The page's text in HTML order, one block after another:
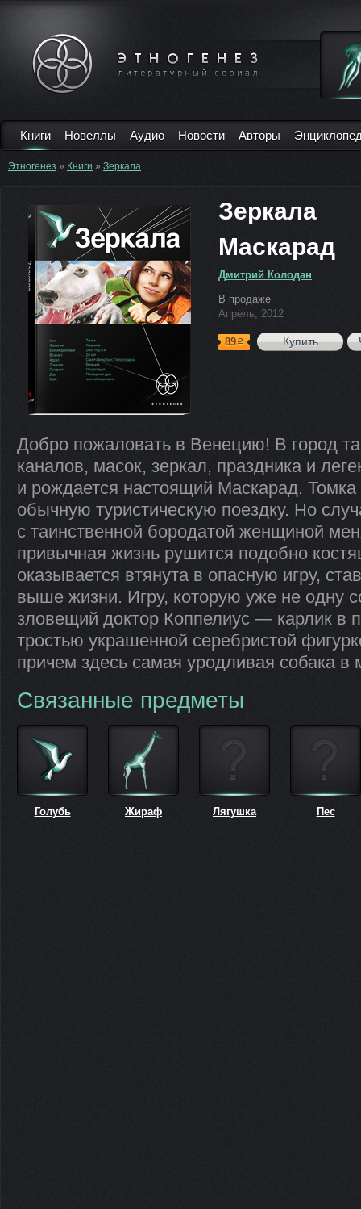
Книги Новеллы Аудио Новости Авторы
Этногенез » Книги » Зеркала
Зеркала
Маскарад
Дмитрий Колодан
В продаже
Апрель, 2012
89р Купить
Добро пожаловать в Венецию! В город
каналов, масок, зеркал, праздника и
и рождается настоящий Маскарад.
обычную туристическую поездку. Но
с таинственной бородатой женщиной
привычная жизнь рушится подобно
оказывается втянута в опасную игру,
выше жизни. Игру, которую уже не одну
зловещий доктор Коппелиус — карлик в
тростью украшенной серебристой
причем здесь самая уродливая собака в
Связанные предметы
Голубь Жираф Лягушка Пес